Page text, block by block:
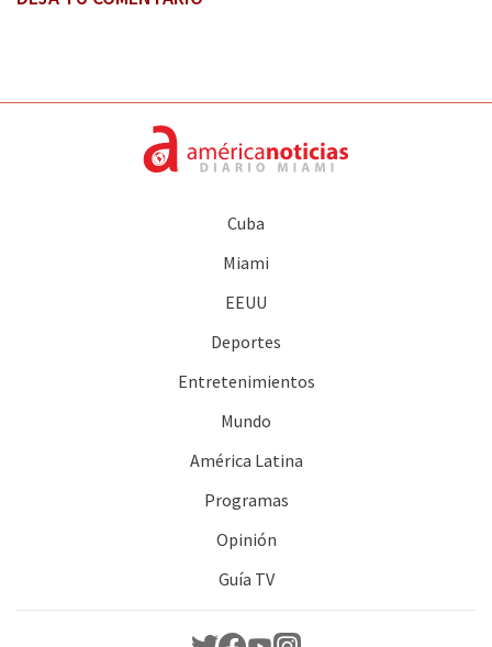
Cuba
Miami
EEUU
Deportes
Entretenimientos
Mundo
América Latina
Programas
Opinión
Guía TV